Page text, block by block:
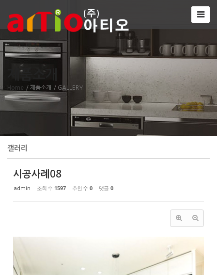
제품소개
Home / 제품소개 / GALLERY
갤러리
시공사례08
admin 조회 수 1597 추천 수 0 댓글 0
Sketchbook5, 스케치북5
Sketchbook5, 스케치북5